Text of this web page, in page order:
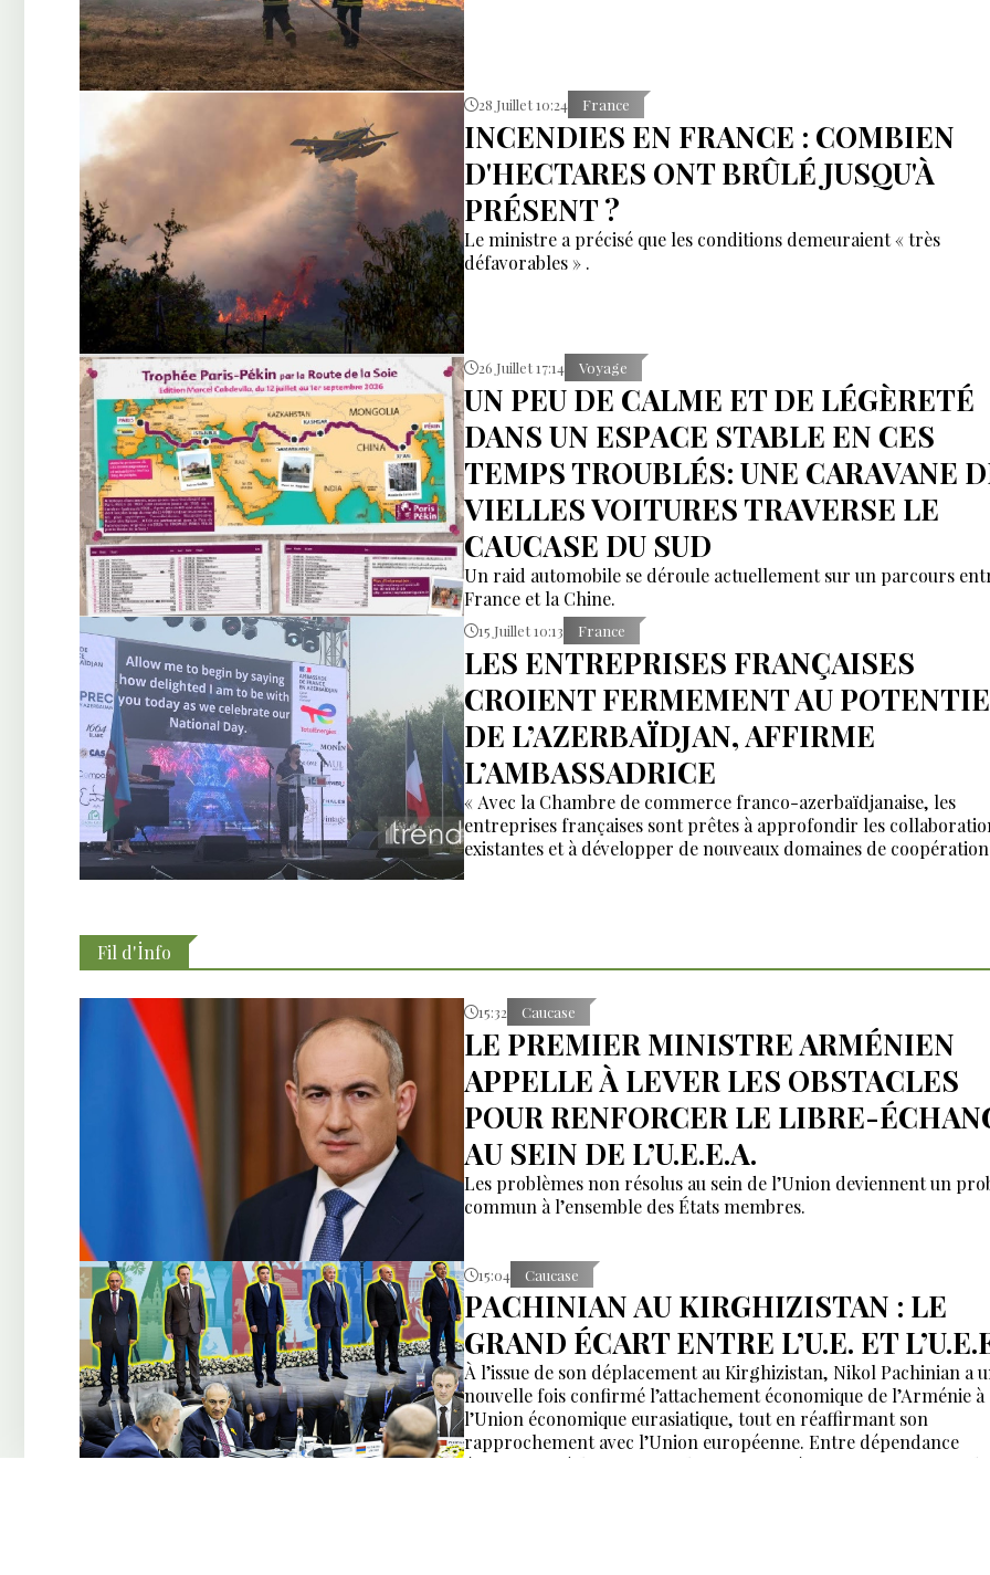
28 Juillet 10:24 France
INCENDIES EN FRANCE : COMBIEN
D'HECTARES ONT BRÛLÉ JUSQU'À
PRÉSENT ?
Le ministre a précisé que les conditions demeuraient « très
défavorables » .
26 Juillet 17:14 Voyage
UN PEU DE CALME ET DE LÉGÈRETÉ
DANS UN ESPACE STABLE EN CES
TEMPS TROUBLÉS: UNE CARAVANE
VIELLES VOITURES TRAVERSE LE
CAUCASE DU SUD
Un raid automobile se déroule actuellement sur un parcours
France et la Chine.
15 Juillet 10:13 France
LES ENTREPRISES FRANÇAISES
CROIENT FERMEMENT AU
DE L’AZERBAÏDJAN, AFFIRME
L’AMBASSADRICE
« Avec la Chambre de commerce franco-azerbaïdjanaise, les
entreprises françaises sont prêtes à approfondir les
existantes et à développer de nouveaux domaines de coopération
Fil d'İnfo
15:32 Caucase
LE PREMIER MINISTRE ARMÉNIEN
APPELLE À LEVER LES OBSTACLES
POUR RENFORCER LE LIBRE-
AU SEIN DE L’U.E.E.A.
Les problèmes non résolus au sein de l’Union deviennent un
commun à l’ensemble des États membres.
15:04 Caucase
PACHINIAN AU KIRGHIZISTAN : LE
GRAND ÉCART ENTRE L’U.E. ET
À l’issue de son déplacement au Kirghizistan, Nikol Pachinian a
nouvelle fois confirmé l’attachement économique de l’Arménie à
l’Union économique eurasiatique, tout en réaffirmant son
rapprochement avec l’Union européenne. Entre dépendance
économique à l’UEEA et ambitions européennes, Erevan tente de